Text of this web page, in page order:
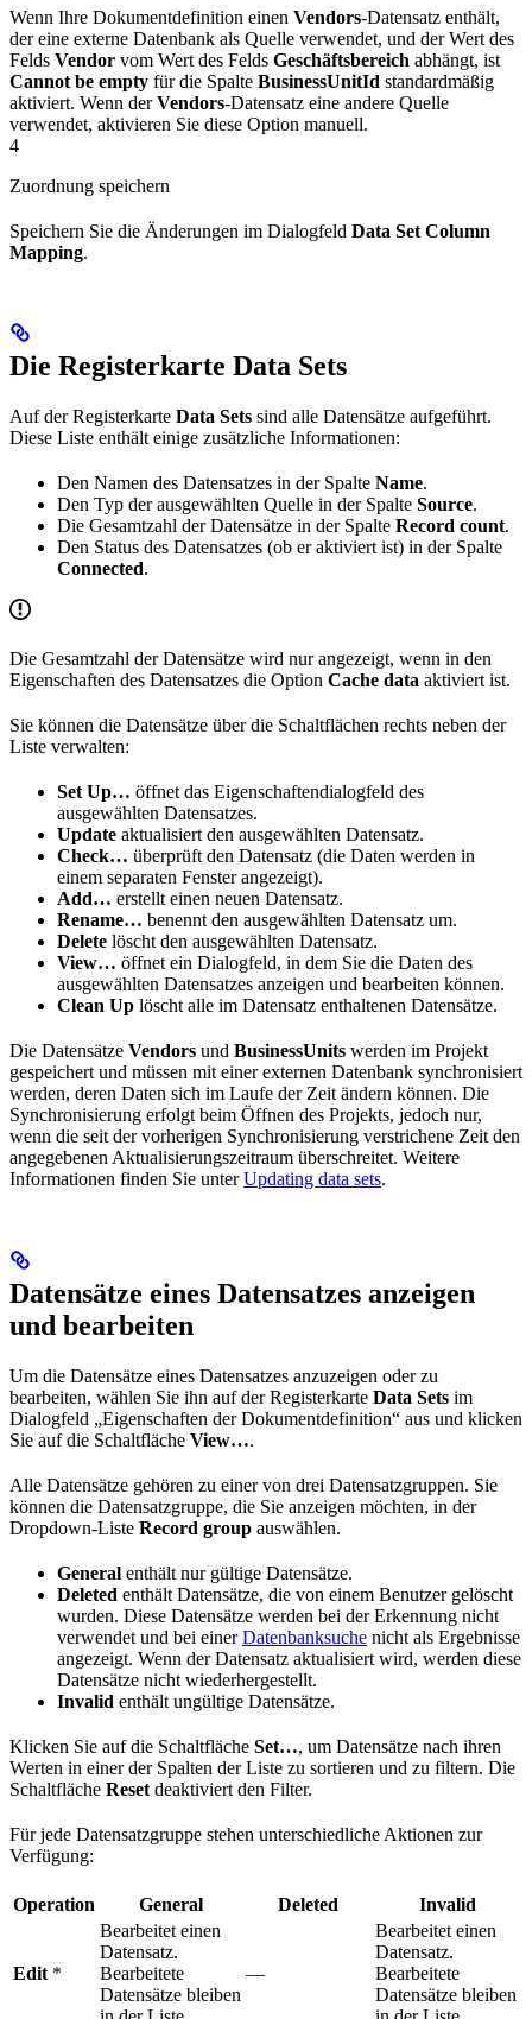
Wenn Ihre Dokumentdefinition einen Vendors-Datensatz enthält,
der eine externe Datenbank als Quelle verwendet, und der Wert des
Felds Vendor vom Wert des Felds Geschäftsbereich abhängt, ist
Cannot be empty für die Spalte BusinessUnitId standardmäßig
aktiviert. Wenn derVendors-Datensatz eine andere Quelle
verwendet, aktivieren Sie diese Option manuell.
4
Zuordnung speichern
Speichern Sie die Änderungen im Dialogfeld Data Set Column
Mapping.
Die Registerkarte Data Sets
Auf der Registerkarte Data Sets sind alle Datensätze aufgeführt.
Diese Liste enthält einige zusätzliche Informationen:
Den Namen des Datensatzes in der Spalte Name.
Den Typ der ausgewählten Quelle in der Spalte Source.
Die Gesamtzahl der Datensätze in der Spalte Record count.
Den Status des Datensatzes (ob er aktiviert ist) in der Spalte
Connected.
Die Gesamtzahl der Datensätze wird nur angezeigt, wenn in den
Eigenschaften des Datensatzes die Option Cache data aktiviert ist.
Sie können die Datensätze über die Schaltflächen rechts neben der
Liste verwalten:
Set Up… öffnet das Eigenschaftendialogfeld des
ausgewählten Datensatzes.
Update aktualisiert den ausgewählten Datensatz.
Check… überprüft den Datensatz (die Daten werden in
einem separaten Fenster angezeigt).
Add… erstellt einen neuen Datensatz.
Rename… benennt den ausgewählten Datensatz um.
Delete löscht den ausgewählten Datensatz.
View… öffnet ein Dialogfeld, in dem Sie die Daten des
ausgewählten Datensatzes anzeigen und bearbeiten können.
Clean Up löscht alle im Datensatz enthaltenen Datensätze.
Die Datensätze Vendors und BusinessUnits werden im Projekt
gespeichert und müssen mit einer externen Datenbank synchronisiert
werden, deren Daten sich im Laufe der Zeit ändern können. Die
Synchronisierung erfolgt beim Öffnen des Projekts, jedoch nur,
wenn die seit der vorherigen Synchronisierung verstrichene Zeit den
angegebenen Aktualisierungszeitraum überschreitet. Weitere
Informationen finden Sie unterUpdating data sets.
Datensätze eines Datensatzes anzeigen
und bearbeiten
Um die Datensätze eines Datensatzes anzuzeigen oder zu
bearbeiten, wählen Sie ihn auf der Registerkarte Data Sets im
Dialogfeld „Eigenschaften der Dokumentdefinition“ aus und klicken
Sie auf die Schaltfläche View….
Alle Datensätze gehören zu einer von drei Datensatzgruppen. Sie
können die Datensatzgruppe, die Sie anzeigen möchten, in der
Dropdown-Liste Record group auswählen.
General enthält nur gültige Datensätze.
Deleted enthält Datensätze, die von einem Benutzer gelöscht
wurden. Diese Datensätze werden bei der Erkennung nicht
verwendet und bei einerDatenbanksuche nicht als Ergebnisse
angezeigt. Wenn der Datensatz aktualisiert wird, werden diese
Datensätze nicht wiederhergestellt.
Invalid enthält ungültige Datensätze.
Klicken Sie auf die Schaltfläche Set…, um Datensätze nach ihren
Werten in einer der Spalten der Liste zu sortieren und zu filtern. Die
Schaltfläche Resetdeaktiviert den Filter.
Für jede Datensatzgruppe stehen unterschiedliche Aktionen zur
Verfügung:
Operation General Deleted Invalid
Edit*
Bearbeitet einen
Datensatz.
Bearbeitete
Datensätze bleiben
—
Bearbeitet einen
Datensatz.
Bearbeitete
Datensätze bleiben